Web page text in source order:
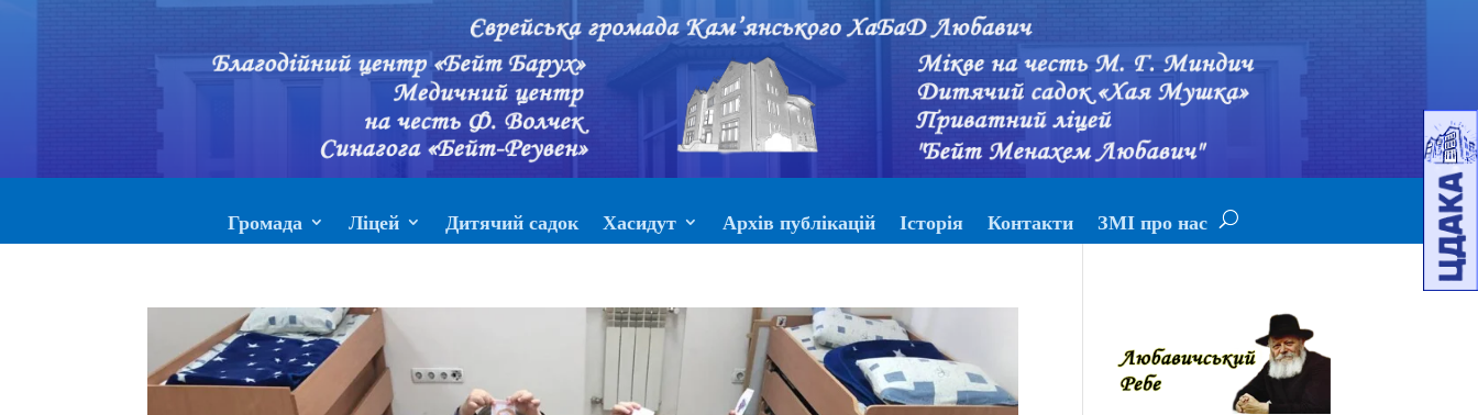
Громада Ліцей Дитячий садок Хасидут Архів публікацій Історія Контакти ЗМІ про нас